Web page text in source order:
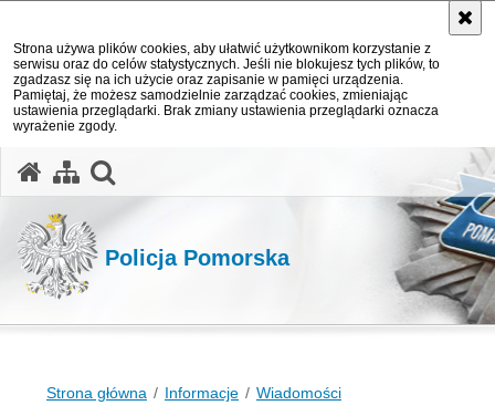
Strona używa plików cookies, aby ułatwić użytkownikom korzystanie z
serwisu oraz do celów statystycznych. Jeśli nie blokujesz tych plików, to
zgadzasz się na ich użycie oraz zapisanie w pamięci urządzenia.
Pamiętaj, że możesz samodzielnie zarządzać cookies, zmieniając
ustawienia przeglądarki. Brak zmiany ustawienia przeglądarki oznacza
wyrażenie zgody.
Policja Pomorska
Strona główna Informacje Wiadomości